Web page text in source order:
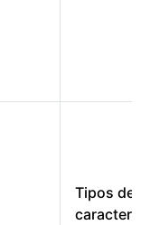
Tipos de
caracteres